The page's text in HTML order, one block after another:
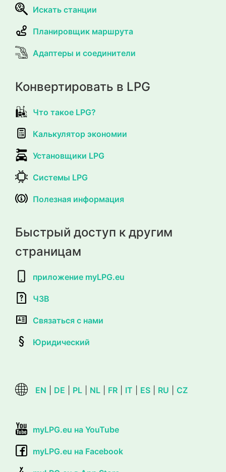
Искать станции
Планировщик маршрута
Адаптеры и соединители
Конвертировать в LPG
Что такое LPG?
Калькулятор экономии
Установщики LPG
Системы LPG
Полезная информация
Быстрый доступ к другим
страницам
приложение myLPG.eu
ЧЗВ
Связаться с нами
Юридический
EN DE PL NL FR IT ES RU CZ
myLPG.eu на YouTube
myLPG.eu на Facebook